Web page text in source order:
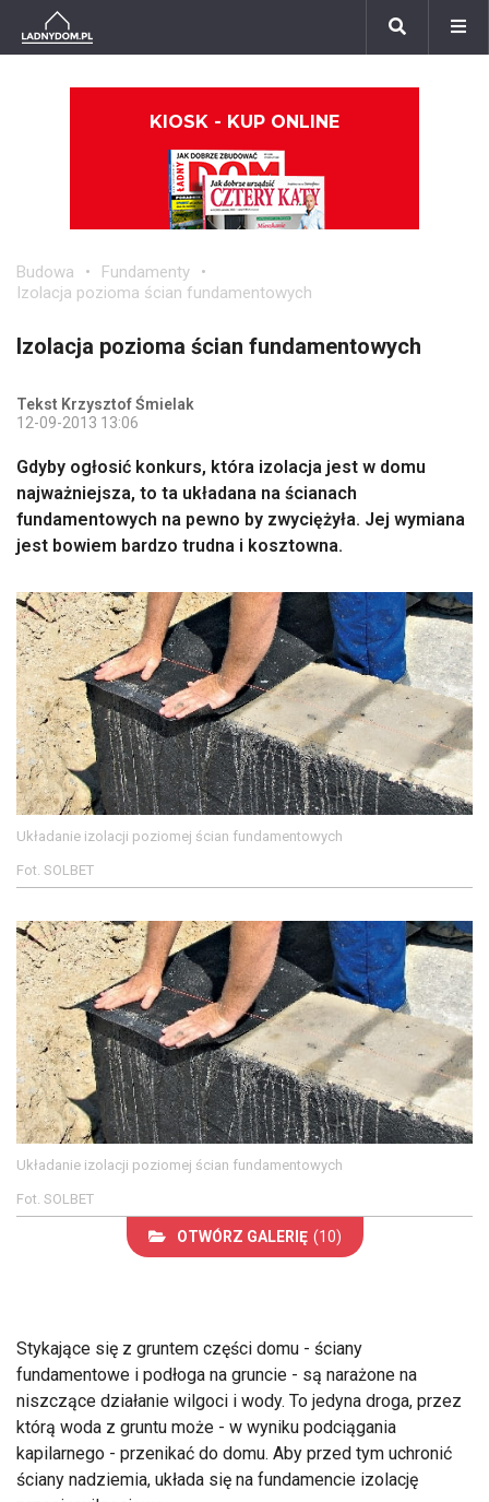
KIOSK - KUP ONLINE
Budowa
Fundamenty
Izolacja pozioma ścian fundamentowych
Izolacja pozioma ścian fundamentowych
Tekst Krzysztof Śmielak
12-09-2013 13:06
Gdyby ogłosić konkurs, która izolacja jest w domu
najważniejsza, to ta układana na ścianach
fundamentowych na pewno by zwyciężyła. Jej wymiana
jest bowiem bardzo trudna i kosztowna.
Układanie izolacji poziomej ścian fundamentowych
Fot. SOLBET
Układanie izolacji poziomej ścian fundamentowych
Fot. SOLBET
OTWÓRZ GALERIĘ (10)
Stykające się z gruntem części domu - ściany
fundamentowe i podłoga na gruncie - są narażone na
niszczące działanie wilgoci i wody. To jedyna droga, przez
którą woda z gruntu może - w wyniku podciągania
kapilarnego - przenikać do domu. Aby przed tym uchronić
ściany nadziemia, układa się na fundamencie izolację